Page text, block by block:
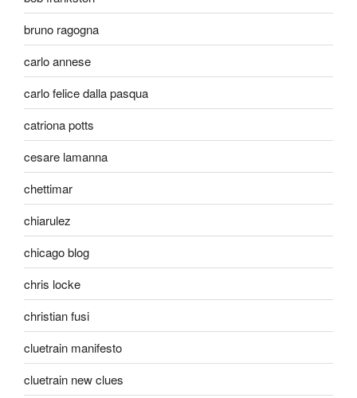
bruno ragogna
carlo annese
carlo felice dalla pasqua
catriona potts
cesare lamanna
chettimar
chiarulez
chicago blog
chris locke
christian fusi
cluetrain manifesto
cluetrain new clues